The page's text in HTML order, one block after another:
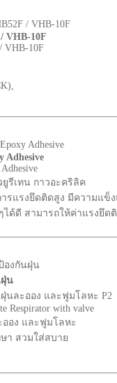
/ VHB-10F
VHB-10F
VHB-10F
Adhesive
Adhesive
ยูรีเทน กาวอะคริลิค
รแรงยึดติดสูง มีความแข็
ได้ดี สามารถให้ค่าแรงยึด
องกันฝุ่น
ฝุ่น
นละออง และฟูมโลหะ P2
Respirator with valve
อง และฟูมโลหะ
า สวมใส่สบาย